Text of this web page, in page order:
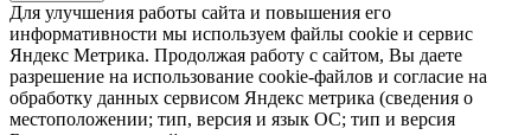
Для улучшения работы сайта и повышения его
информативности мы используем файлы cookie и сервис
Яндекс Метрика. Продолжая работу с сайтом, Вы даете
разрешение на использование cookie-файлов и согласие на
обработку данных сервисом Яндекс метрика (сведения о
местоположении; тип, версия и язык ОС; тип и версия